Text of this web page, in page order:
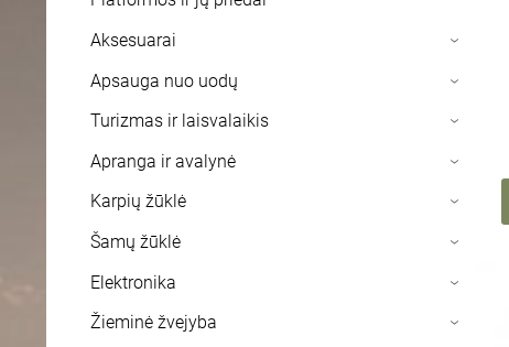
Aksesuarai
›
Apsauga nuo uodų ›
Turizmas ir laisvalaikis ›
Apranga ir avalynė ›
Karpių žūklė ›
Šamų žūklė ›
Elektronika ›
Žieminė žvejyba ›